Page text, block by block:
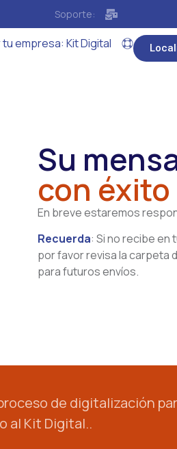
Soporte:
empresa: Kit Digital
Su
con éxito
En breve estaremos
Recuerda: Si no recibe en
por favor revisa la carpeta
para futuros envíos.
de digitalización
al Kit Digital..